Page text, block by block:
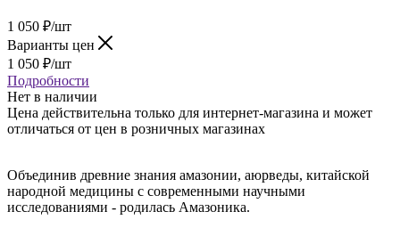
1 050 ₽/шт
Варианты цен
1 050 ₽/шт
Подробности
Нет в наличии
Цена действительна только для интернет-магазина и может
отличаться от цен в розничных магазинах
Объединив древние знания амазонии, аюрведы, китайской
народной медицины с современными научными
исследованиями - родилась Амазоника.